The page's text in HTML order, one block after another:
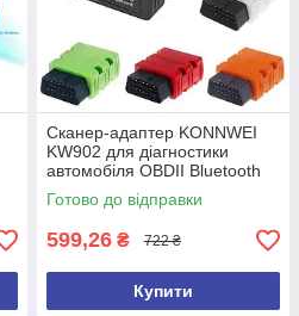
Сканер-адаптер KONNWEI
KW902 для діагностики
автомобіля OBDII Bluetooth
3.0 Автосканер автотестер
ELM327
Готово до відправки
599,26 ₴ 722 ₴
Купити